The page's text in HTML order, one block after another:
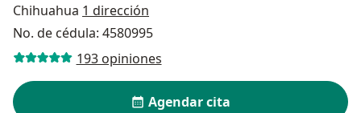
Chihuahua 1 dirección
No. de cédula: 4580995
193 opiniones
Agendar cita